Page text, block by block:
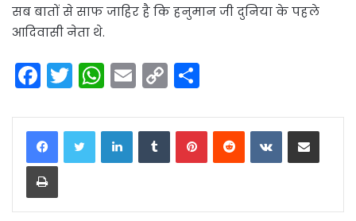
सब बातों से साफ जाहिर है कि हनुमान जी दुनिया के पहले
आदिवासी नेता थे.
F
a
c
e
b
o
T
w
itt
er
W
h
a
ts
p
E
m
ai
C
o
p
n
ar
LinkedInTumblrPinterestReddit VKontakteShare via Email
Print